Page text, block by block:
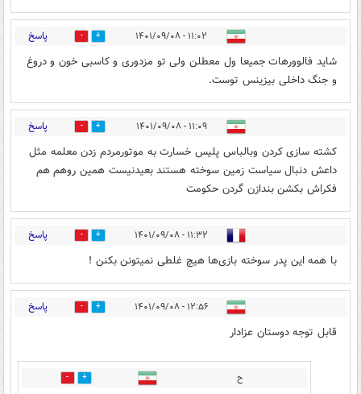
۱۱:۰۲ - ۱۴۰۱/۰۹/۰۸ 8 پاسخ
شاید فالوورهات جمیعا ول معطلن ولی تو مزدوری و کاسبی خون و دروغ
و جنگ داخلی بیزینس توست.
۱۱:۰۹ - ۱۴۰۱/۰۹/۰۸ 6 پاسخ
کشته سازی کردن وبالباس پلیس خسارت به موتورمردم زدن معلمه مثل
داعش دنبال سیاست زمین سوخته هستند بعیدنیست همین روهم هم
فکراش بکشن بندازن گردن حکومت
۱۱:۳۲ - ۱۴۰۱/۰۹/۰۸ 5 پاسخ
با همه این پدر سوخته بازی‌ها هیچ غلطی نمیتونن بکنن !
۱۲:۵۶ - ۱۴۰۱/۰۹/۰۸ 6 پاسخ
قابل توجه دوستان عزادار
ح 6